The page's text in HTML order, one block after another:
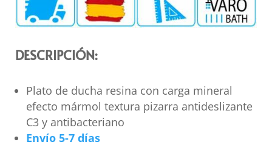
DESCRIPCIÓN:
Plato de ducha resina con carga mineral
efecto mármol textura pizarra antideslizante
C3 y antibacteriano
Envío 5-7 días